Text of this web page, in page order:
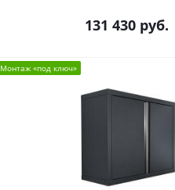
131 430руб.
Монтаж «под ключ»